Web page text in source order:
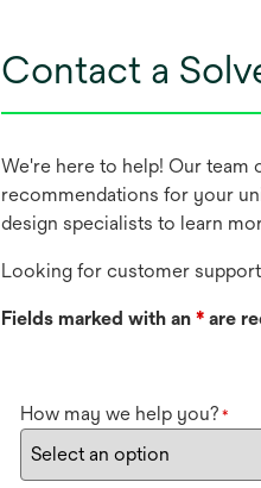
Contact a
We're here to help! Our team
recommendations for your
design specialists to learn
Looking for customer
Fields marked with an * are
How may we help you? *